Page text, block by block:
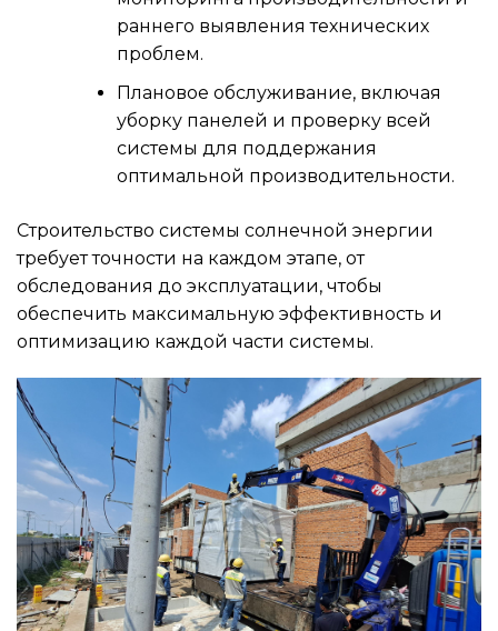
раннего выявления технических
проблем.
Плановое обслуживание, включая
уборку панелей и проверку всей
системы для поддержания
оптимальной производительности.
Строительство системы солнечной энергии
требует точности на каждом этапе, от
обследования до эксплуатации, чтобы
обеспечить максимальную эффективность и
оптимизацию каждой части системы.